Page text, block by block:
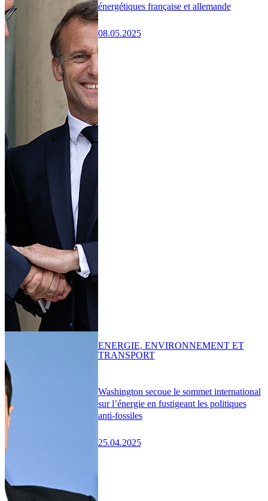
énergétiques française et allemande
08.05.2025
Washington secoue le sommet international
sur l’énergie en fustigeant les politiques
anti-fossiles
25.04.2025
ENERGIE, ENVIRONNEMENT ET
TRANSPORT